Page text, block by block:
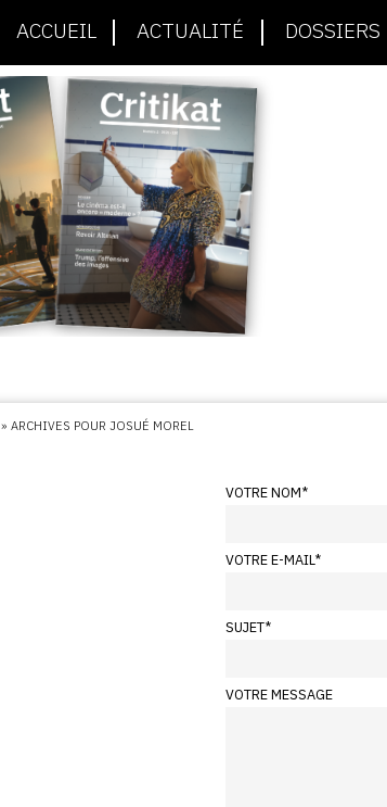
ACCUEIL ACTUALITÉ DOSSIERS
»ARCHIVES POUR JOSUÉ MOREL
VOTRE NOM*
VOTRE E-MAIL*
SUJET*
VOTRE MESSAGE